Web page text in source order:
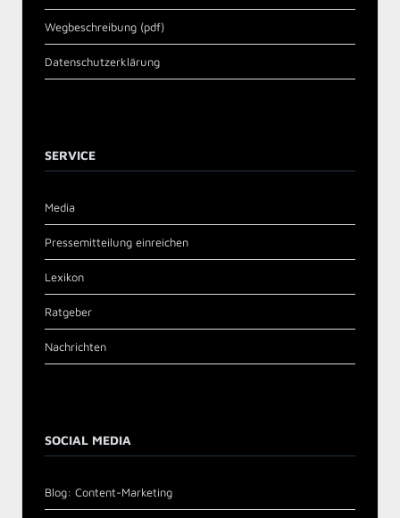
Wegbeschreibung (pdf)
Datenschutzerklärung
SERVICE
Media
Pressemitteilung einreichen
Lexikon
Ratgeber
Nachrichten
SOCIAL MEDIA
Blog: Content-Marketing